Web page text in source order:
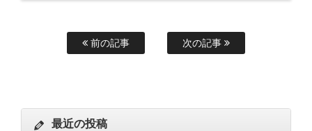
前の記事 次の記事
最近の投稿